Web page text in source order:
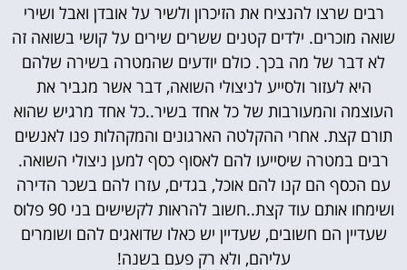
רבים שרצו להנציח את הזיכרון ולשיר על אובדן ואבל ושירי
שואה מוכרים. ילדים קטנים ששרים שירים על קושי בשואה זה
לא דבר של מה בכך. כולם יודעים שהמטרה בשירה שלהם
היא לעזור ולסייע לניצולי השואה, דבר אשר מגביר את
העוצמה והמעורבות של כל אחד בשיר..כל אחד מרגיש שהוא
תורם קצת. אחרי ההקלטה הארגונים והמקהלות פנו לאנשים
רבים במטרה שיסייעו להם לאסוף כסף למען ניצולי השואה.
עם הכסף הם קנו להם אוכל, בגדים, עזרו להם בשכר הדירה
ושימחו אותם עוד קצת..חשוב להראות לקשישים בני 90 פלוס
שעדיין הם חשובים, שעדיין יש כאלו שדואגים להם ושומרים
עליהם, ולא רק פעם בשנה!